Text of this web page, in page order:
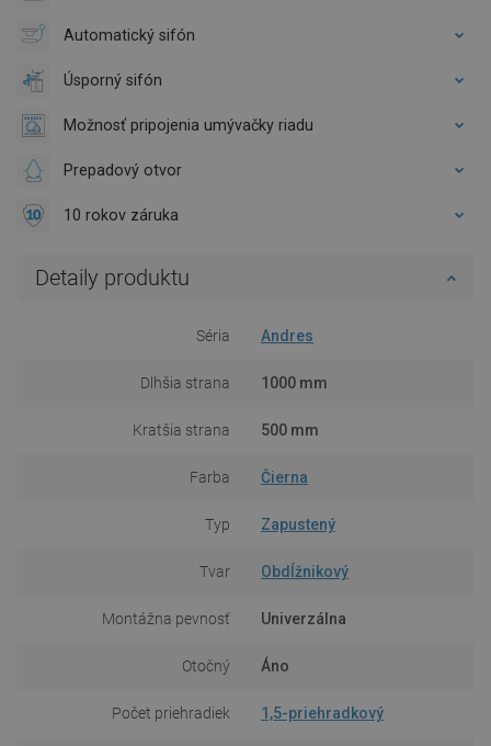
Automatický sifón
Úsporný sifón
Možnosť pripojenia umývačky riadu
Prepadový otvor
10 rokov záruka
Detaily produktu
Séria Andres
Dlhšia strana 1000 mm
Kratšia strana 500 mm
Farba Čierna
Typ Zapustený
Tvar Obdĺžnikový
Montážna pevnosť Univerzálna
Otočný Áno
Počet priehradiek 1,5-priehradkový